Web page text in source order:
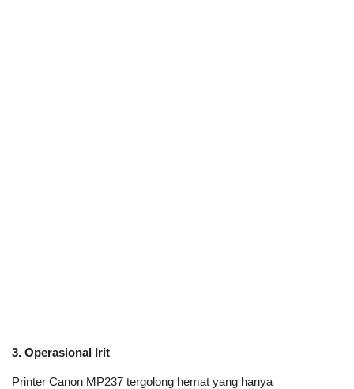
3. Operasional Irit
Printer Canon MP237 tergolong hemat yang hanya